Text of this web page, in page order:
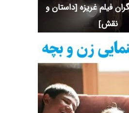
فیلم غریزه [داستان و
نقش]